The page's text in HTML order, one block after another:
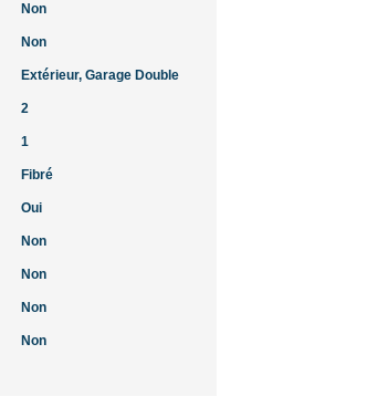
Non
Non
Extérieur, Garage Double
2
1
Fibré
Oui
Non
Non
Non
Non